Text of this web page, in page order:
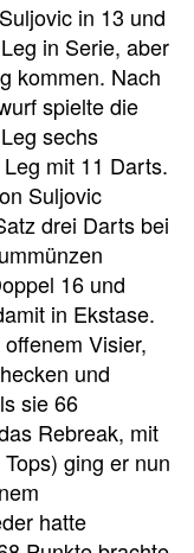
in 13 und
in Serie, aber
kommen. Nach
spielte die
sechs
mit 11 Darts.
Suljovic
drei Darts bei
16 und
in Ekstase.
Visier,
und
sie 66
Rebreak, mit
ging er nun
hatte